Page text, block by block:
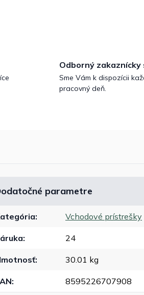
Odborný zakaznícky
Sme Vám k dispozícii
pracovný deň.
parametre
: Vchodové prístrešky
: 24
: 30.01 kg
: 8595226707908